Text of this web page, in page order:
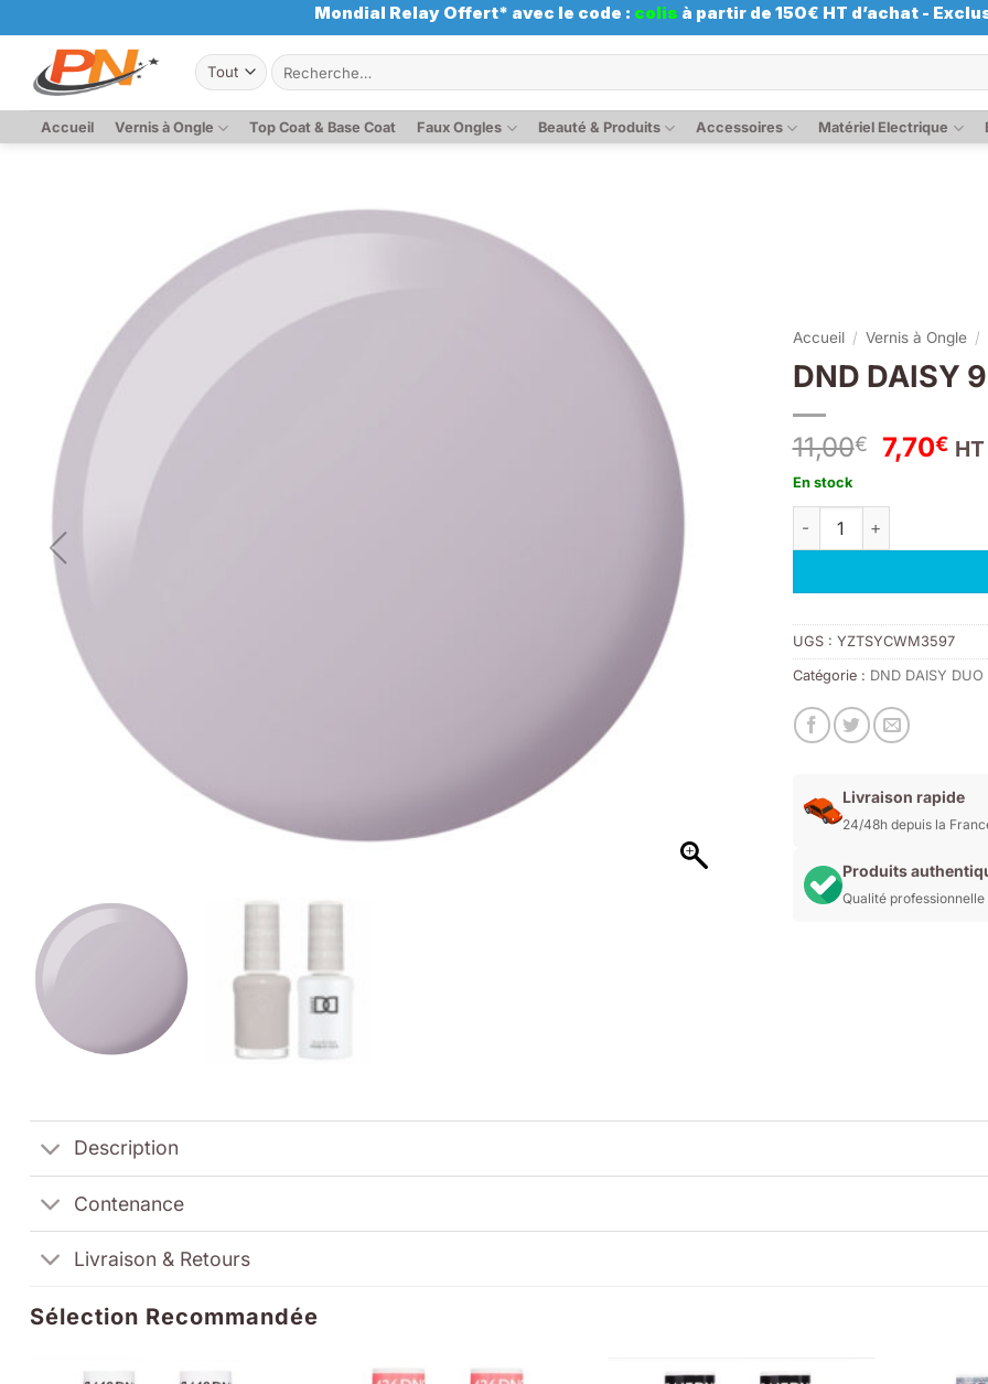
au
contenu
Mondial Relay Offert* avec le code : colis à partir de 150€ HT d’achat -
Recherche
pour :
Accueil Vernis à Ongle Top Coat & Base Coat Faux Ongles Beauté & Produits Accessoires Matériel Electrique
Accueil / Vernis à Ongle /
DND DAISY
11,00€
Le
prix
initial
11,00€.
7,70€Le
En stock
quantité de DND DAISY
UGS : YZTSYCWM3597
Catégorie : DND DAISY DUO
Livraison rapide
24/48h depuis la
Produits
Qualité professionnelle
Description
Contenance
Livraison & Retours
Sélection Recommandée